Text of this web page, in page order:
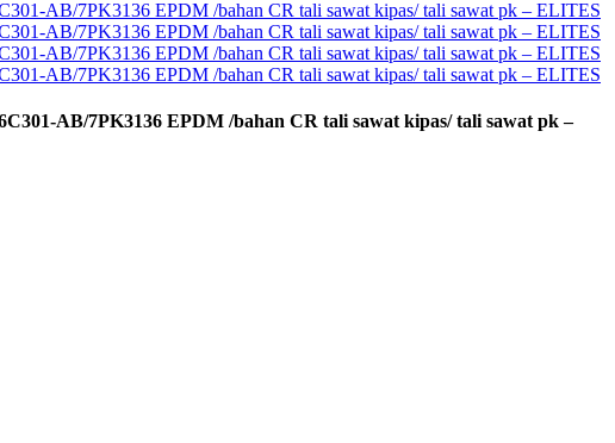
AB/7PK3136 EPDM /bahan CR tali sawat kipas/ tali sawat pk –